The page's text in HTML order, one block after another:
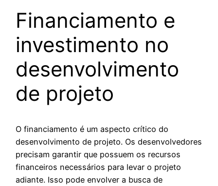
Financiamento e
investimento no
desenvolvimento
de projeto
O financiamento é um aspecto crítico do
desenvolvimento de projeto. Os desenvolvedores
precisam garantir que possuem os recursos
financeiros necessários para levar o projeto
adiante. Isso pode envolver a busca de